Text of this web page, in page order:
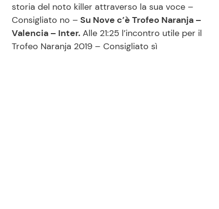
storia del noto killer attraverso la sua voce –
Consigliato no – Su Nove c’è Trofeo Naranja –
Valencia – Inter. Alle 21:25 l’incontro utile per il
Trofeo Naranja 2019 – Consigliato sì